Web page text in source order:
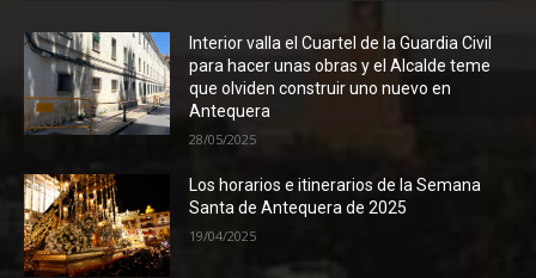
Interior valla el Cuartel de la Guardia Civil
para hacer unas obras y el Alcalde teme
que olviden construir uno nuevo en
Antequera
28/05/2025
Los horarios e itinerarios de la Semana
Santa de Antequera de 2025
19/04/2025